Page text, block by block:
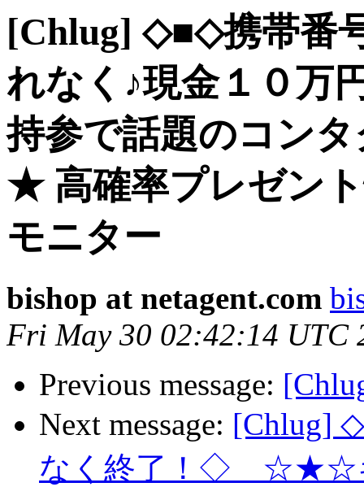
[Chlug] ◇■◇携帯番
れなく♪現金１０万
持参で話題のコン
★ 高確率プレゼ
モニター
bishop at netagent.com
Fri May 30 02:42:14 UTC
Previous message:
Next message: [Chlug]
なく終了！◇ ☆★☆キ